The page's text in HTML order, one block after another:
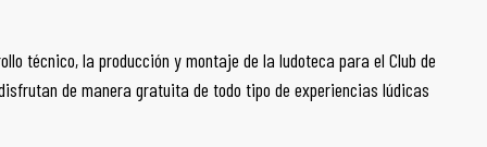
técnico, la producción y montaje de la ludoteca para el Club de
de manera gratuita de todo tipo de experiencias lúdicas